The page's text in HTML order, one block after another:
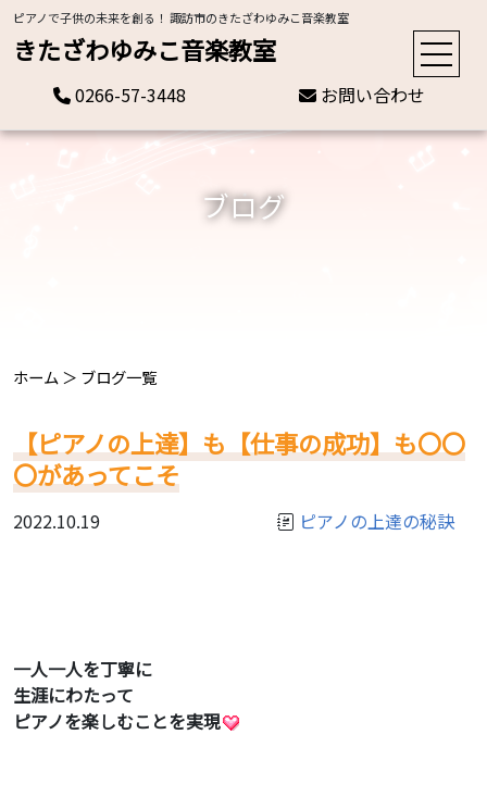
ピアノで子供の未来を創る！ 諏訪市のきたざわゆみこ音楽教室
きたざわゆみこ音楽教室
0266-57-3448 お問い合わせ
ブログ
ホーム ＞ ブログ一覧
【ピアノの上達】も【仕事の成功】も〇〇
〇があってこそ
2022.10.19 ピアノの上達の秘訣
一人一人を丁寧に
生涯にわたって
ピアノを楽しむことを実現